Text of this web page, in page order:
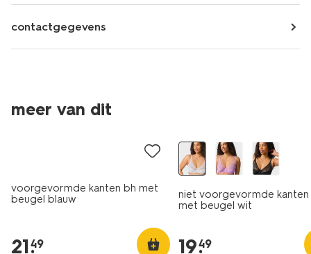
contactgegevens
meer van dit
voorgevormde kanten bh met
beugel blauw
21.
49
niet voorgevormde kanten
met beugel wit
19.
49